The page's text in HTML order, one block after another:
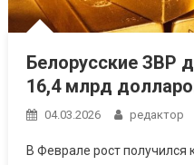
Белорусские ЗВР
16,4 млрд
04.03.2026 редактор
В Феврале рост получился